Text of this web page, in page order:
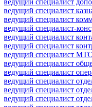
ведущий специалист
ведущий специалист
ведущий специалист-
ведущий специалист
ведущий специалист
ведущий специалист
ведущий специалист
ведущий специалист
ведущий специалист
ведущий специалист
ведущий специалист